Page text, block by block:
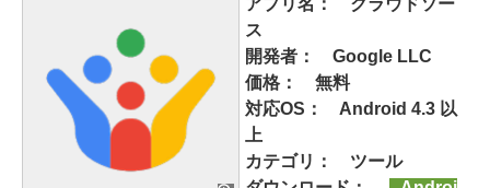
ス
開発者： Google LLC
価格： 無料
対応OS： Android 4.3 以
上
カテゴリ： ツール